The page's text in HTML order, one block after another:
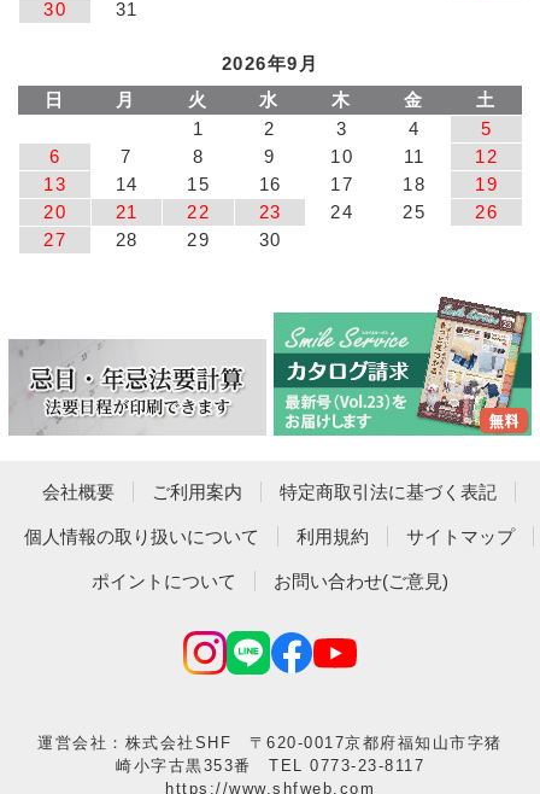
30
31
2026年9月
日
月 火 水 木 金
土
1
2 3 4
5
6
7 8 9 10 11
12
13
14 15 16 17 18
19
20
21 22 23 24 25
26
27
28 29 30
会社概要 ご利用案内 特定商取引法に基づく表記
個人情報の取り扱いについて 利用規約 サイトマップ
ポイントについて お問い合わせ(ご意見)
運営会社：株式会社SHF 〒620-0017京都府福知山市字猪
崎小字古黒353番 TEL 0773-23-8117
https://www.shfweb.com